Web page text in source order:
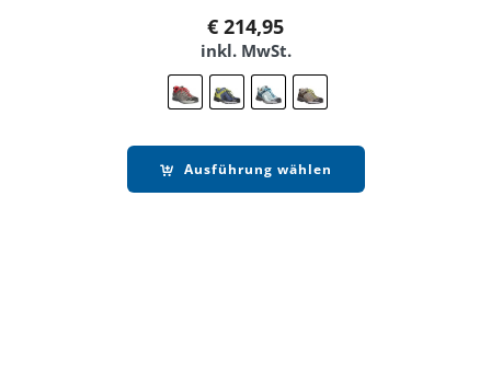
€ 214,95
inkl. MwSt.
Ausführung wählen